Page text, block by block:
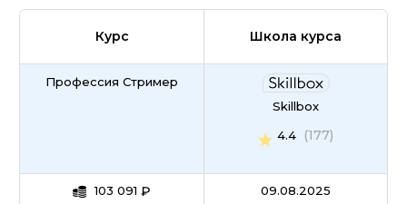
Курс Школа курса
Профессия Стример
103 091 ₽
Skillbox
4.4
(177)
09.08.2025